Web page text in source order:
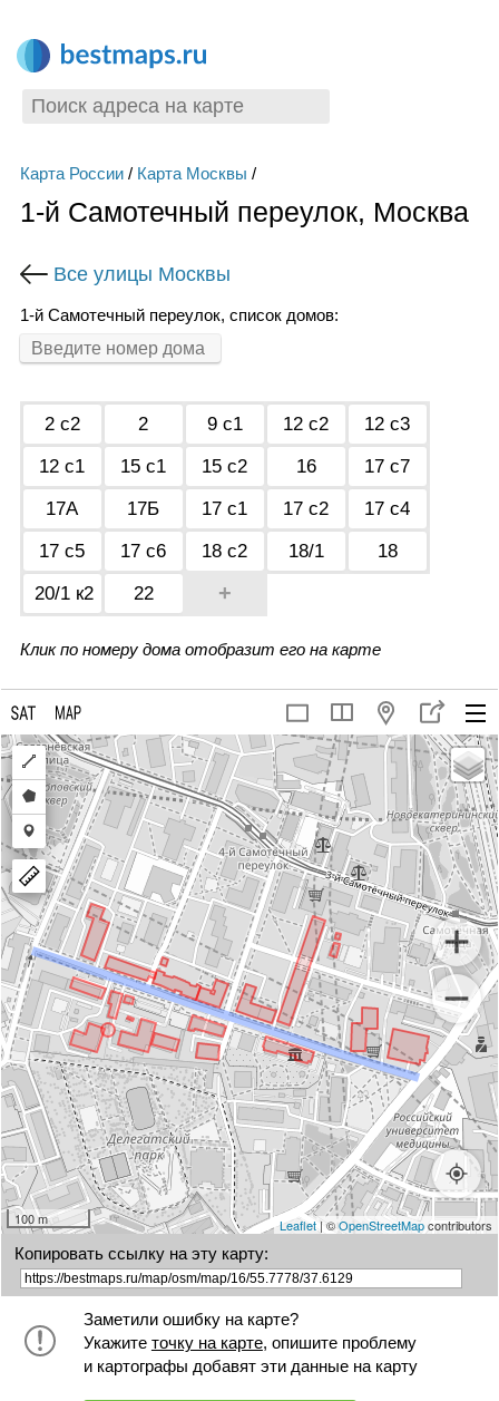
Карта России/ Карта Москвы /
1-й Самотечный переулок, Москва
Все улицы Москвы
1-й Самотечный переулок, список домов:
2 с2 2 9 с1 12 с2
12 с3
12 с1
15 с1 15 с2 16
17 с7
17А
17Б 17 с1 17 с2
17 с4
17 с5
17 с6 18 с2 18/1
18
20/1 к2
22 +
Клик по номеру дома отобразит его на карте
Draw
a
polyline
Draw
a
polygon
Draw
a
marker
100 m Leaflet| ©OpenStreetMapcontributors
Копировать ссылку на эту карту:
Заметили ошибку на карте?
Укажите точку на карте, опишите проблему
и картографы добавят эти данные на карту